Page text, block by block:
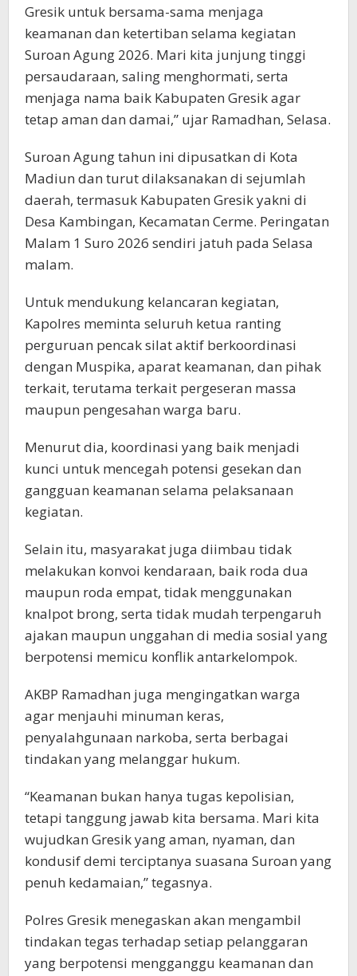
Gresik untuk bersama-sama menjaga
keamanan dan ketertiban selama kegiatan
Suroan Agung 2026. Mari kita junjung tinggi
persaudaraan, saling menghormati, serta
menjaga nama baik Kabupaten Gresik agar
tetap aman dan damai,” ujar Ramadhan, Selasa.
Suroan Agung tahun ini dipusatkan di Kota
Madiun dan turut dilaksanakan di sejumlah
daerah, termasuk Kabupaten Gresik yakni di
Desa Kambingan, Kecamatan Cerme. Peringatan
Malam 1 Suro 2026 sendiri jatuh pada Selasa
malam.
Untuk mendukung kelancaran kegiatan,
Kapolres meminta seluruh ketua ranting
perguruan pencak silat aktif berkoordinasi
dengan Muspika, aparat keamanan, dan pihak
terkait, terutama terkait pergeseran massa
maupun pengesahan warga baru.
Menurut dia, koordinasi yang baik menjadi
kunci untuk mencegah potensi gesekan dan
gangguan keamanan selama pelaksanaan
kegiatan.
Selain itu, masyarakat juga diimbau tidak
melakukan konvoi kendaraan, baik roda dua
maupun roda empat, tidak menggunakan
knalpot brong, serta tidak mudah terpengaruh
ajakan maupun unggahan di media sosial yang
berpotensi memicu konflik antarkelompok.
AKBP Ramadhan juga mengingatkan warga
agar menjauhi minuman keras,
penyalahgunaan narkoba, serta berbagai
tindakan yang melanggar hukum.
“Keamanan bukan hanya tugas kepolisian,
tetapi tanggung jawab kita bersama. Mari kita
wujudkan Gresik yang aman, nyaman, dan
kondusif demi terciptanya suasana Suroan yang
penuh kedamaian,” tegasnya.
Polres Gresik menegaskan akan mengambil
tindakan tegas terhadap setiap pelanggaran
yang berpotensi mengganggu keamanan dan